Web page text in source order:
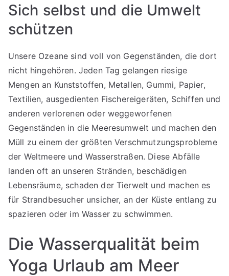
Sich selbst und die Umwelt
schützen
Unsere Ozeane sind voll von Gegenständen, die dort
nicht hingehören. Jeden Tag gelangen riesige
Mengen an Kunststoffen, Metallen, Gummi, Papier,
Textilien, ausgedienten Fischereigeräten, Schiffen und
anderen verlorenen oder weggeworfenen
Gegenständen in die Meeresumwelt und machen den
Müll zu einem der größten Verschmutzungsprobleme
der Weltmeere und Wasserstraßen. Diese Abfälle
landen oft an unseren Stränden, beschädigen
Lebensräume, schaden der Tierwelt und machen es
für Strandbesucher unsicher, an der Küste entlang zu
spazieren oder im Wasser zu schwimmen.
Die Wasserqualität beim
Yoga Urlaub am Meer